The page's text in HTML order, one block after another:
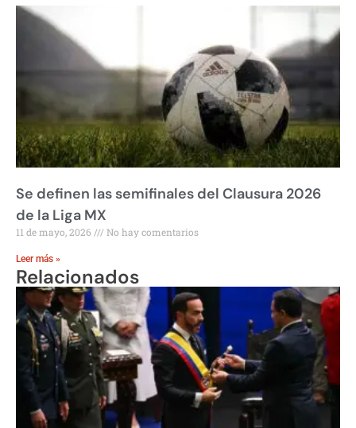
Se definen las semifinales del Clausura 2026
de la Liga MX
11 de mayo, 2026 No hay comentarios
Leer más »
Relacionados